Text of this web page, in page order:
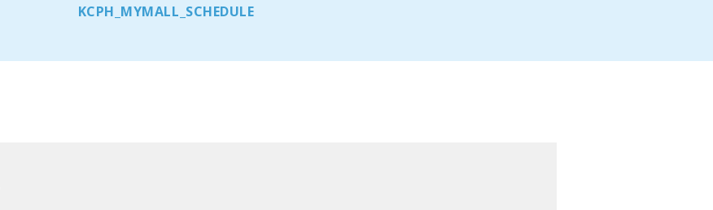
KCPH_MYMALL_SCHEDULE